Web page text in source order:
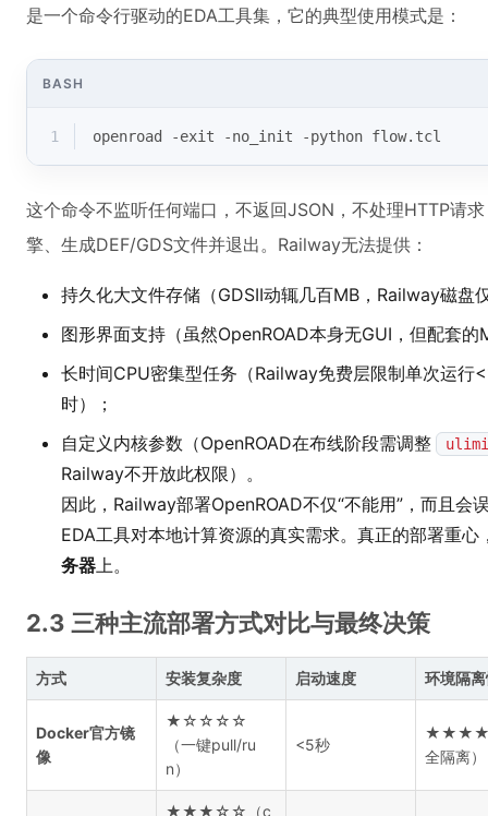
是一个命令行驱动的EDA工具集，它的典型使用模式是：
BASH
1 openroad -exit -no_init -python flow.tcl
这个命令不监听任何端口，不返回JSON，不处理HTTP请
擎、生成DEF/GDS文件并退出。Railway无法提供：
持久化大文件存储（GDSII动辄几百MB，Railway磁盘
图形界面支持（虽然OpenROAD本身无GUI，但配套
长时间CPU密集型任务（Railway免费层限制单次运行
时）；
自定义内核参数（OpenROAD在布线阶段需调整
Railway不开放此权限）。
因此，Railway部署OpenROAD不仅“不能用”，而且会
EDA工具对本地计算资源的真实需求。真正的部署重心
务器上。
2.3 三种主流部署方式对比与最终决策
方式 安装复杂度 启动速度 环境隔
Docker官方镜
像
★☆☆☆☆
（一键pull/ru
n）
<5秒
全隔离）
★★★☆☆（c